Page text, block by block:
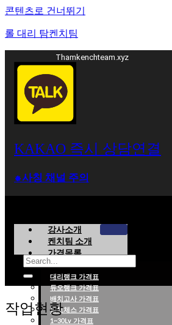
콘텐츠로 건너뛰기
롤 대리 탐켄치팀
Thamkenchteam.xyz
KAKAO 즉시 상담연결
⁕사칭 채널 주의
강사소개
켄치팀 소개
가격목록
대리랭크 가격표
듀오랭크 가격표
배치고사 가격표
롤토체스 가격표
1~30Lv 가격표
작업현황